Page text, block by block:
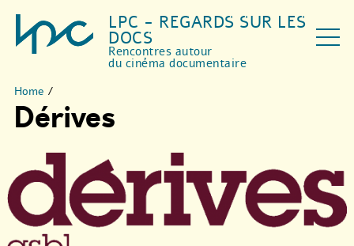
LPC - REGARDS SUR LES
DOCS
Rencontres autour
du cinéma documentaire
Home /
Dérives